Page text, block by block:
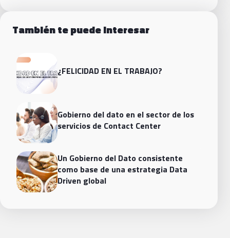
También te puede interesar
¿FELICIDAD EN EL TRABAJO?
Gobierno del dato en el sector de los
servicios de Contact Center
Un Gobierno del Dato consistente
como base de una estrategia Data
Driven global